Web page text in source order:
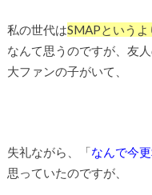
私の世代はSMAPというよ
なんて思うのですが、友
大ファンの子がいて、
失礼ながら、「なんで今
思っていたのですが、